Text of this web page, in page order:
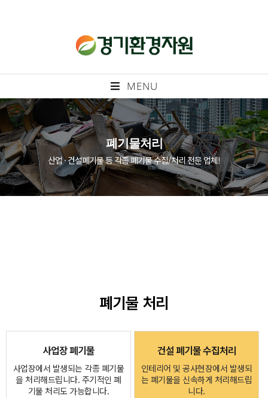
MENU
폐기물처리
산업 · 건설폐기물 등 각종 폐기물 수집/처리 전문 업체!
폐기물 처리
사업장 폐기물
사업장에서 발생되는 각종 폐기물
을 처리해드립니다. 주기적인 폐
기물 처리도 가능합니다.
건설 폐기물 수집처리
인테리어 및 공사현장에서 발생되
는 폐기물을 신속하게 처리해드립
니다.